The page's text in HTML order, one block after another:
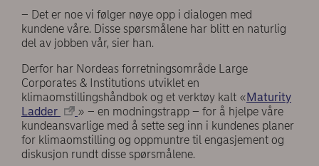
– Det er noe vi følger nøye opp i dialogen med
kundene våre. Disse spørsmålene har blitt en naturlig
del av jobben vår, sier han.
Derfor har Nordeas forretningsområde Large
Corporates & Institutions utviklet en
klimaomstillingshåndbok og et verktøy kalt «Maturity
Ladder
» – en modningstrapp – for å hjelpe våre
kundeansvarlige med å sette seg inn i kundenes planer
for klimaomstilling og oppmuntre til engasjement og
diskusjon rundt disse spørsmålene.